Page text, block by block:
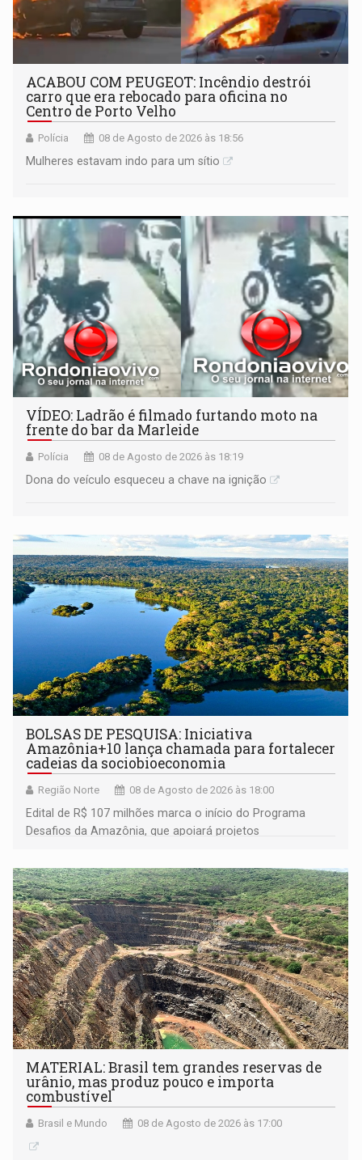
ACABOU COM PEUGEOT: Incêndio destrói
carro que era rebocado para oficina no
Centro de Porto Velho
Polícia 08 de Agosto de 2026 às 18:56
Mulheres estavam indo para um sítio
VÍDEO: Ladrão é filmado furtando moto na
frente do bar da Marleide
Polícia 08 de Agosto de 2026 às 18:19
Dona do veículo esqueceu a chave na ignição
BOLSAS DE PESQUISA: Iniciativa
Amazônia+10 lança chamada para fortalecer
cadeias da sociobioeconomia
Região Norte 08 de Agosto de 2026 às 18:00
Edital de R$ 107 milhões marca o início do Programa
Desafios da Amazônia, que apoiará projetos
submissão de pré-propostas poderá ser feita até 1º de
setembro
MATERIAL: Brasil tem grandes reservas de
urânio, mas produz pouco e importa
combustível
Brasil e Mundo 08 de Agosto de 2026 às 17:00